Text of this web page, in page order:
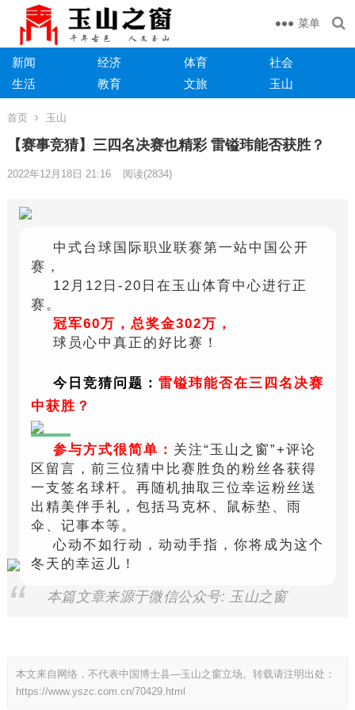
菜单
新闻 经济 体育
社会
生活
教育 文旅 玉山
首页 玉山
【赛事竞猜】三四名决赛也精彩 雷镒玮能否获胜？
2022年12月18日 21:16 阅读(2834)
中式台球国际职业联赛第一站中国公开
赛，
12月12日-20日在玉山体育中心进行正
赛。
冠军60万，总奖金302万，
球员心中真正的好比赛！
今日竞猜问题： 雷镒玮能否在三四名决赛
中获胜？
参与方式很简单： 关注“玉山之窗”+评论
区留言，前三位猜中比赛胜负的粉丝各获得
一支签名球杆。再随机抽取三位幸运粉丝送
出精美伴手礼，包括马克杯、鼠标垫、雨
伞、记事本等。
心动不如行动，动动手指，你将成为这个
冬天的幸运儿！
本篇文章来源于微信公众号: 玉山之窗
本文来自网络，不代表中国博士县—玉山之窗立场。转载请注明出处：
https://www.yszc.com.cn/70429.html